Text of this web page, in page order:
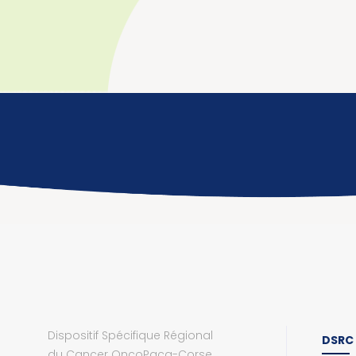
Dispositif Spécifique Régional
DSRC